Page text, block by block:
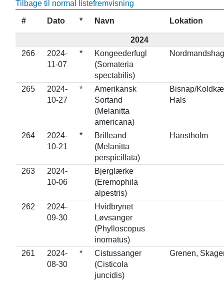
Tilbage til normal listefremvisning
# Dato * Navn Lokation
2024
266
2024-
11-07
*
Kongeederfugl
(Somateria
spectabilis)
265
2024-
10-27
*
Amerikansk
Sortand
(Melanitta
americana)
Bisnap/
Hals
264
2024-
10-21
*
Brilleand
(Melanitta
perspicillata)
Hanstholm
263
2024-
10-06
Bjerglærke
(Eremophila
alpestris)
262
2024-
09-30
Hvidbrynet
Løvsanger
(Phylloscopus
inornatus)
261
2024-
08-30
*
Cistussanger
(Cisticola
juncidis)
Grenen,